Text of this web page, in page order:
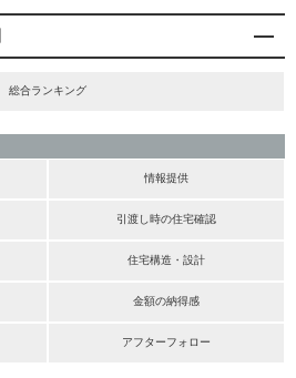
総合ランキング
情報提供
引渡し時の住宅確認
住宅構造・設計
金額の納得感
アフターフォロー